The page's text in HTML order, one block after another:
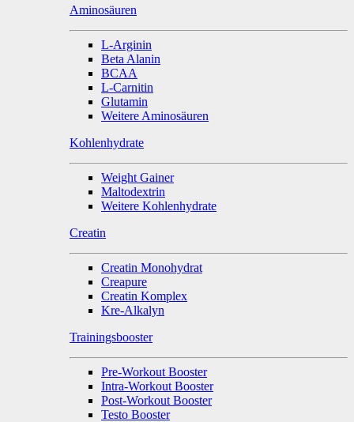
Aminosäuren
L-Arginin
Beta Alanin
BCAA
L-Carnitin
Glutamin
Weitere Aminosäuren
Kohlenhydrate
Weight Gainer
Maltodextrin
Weitere Kohlenhydrate
Creatin
Creatin Monohydrat
Creapure
Creatin Komplex
Kre-Alkalyn
Trainingsbooster
Pre-Workout Booster
Intra-Workout Booster
Post-Workout Booster
Testo Booster